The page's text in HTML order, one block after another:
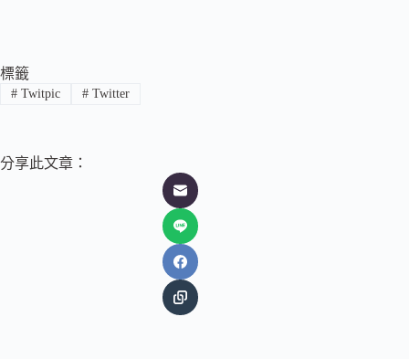
標籤
#Twitpic #Twitter
分享此文章：